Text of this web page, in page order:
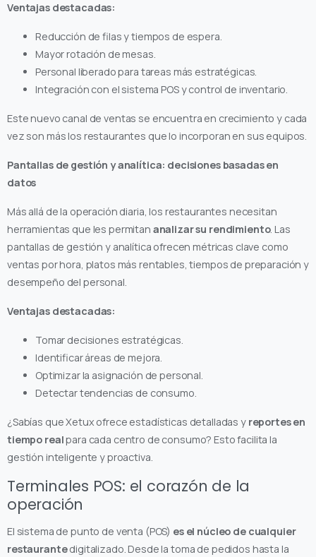
Ventajas destacadas:
Reducción de filas y tiempos de espera.
Mayor rotación de mesas.
Personal liberado para tareas más estratégicas.
Integración con el sistema POS y control de inventario.
Este nuevo canal de ventas se encuentra en crecimiento y cada
vez son más los restaurantes que lo incorporan en sus equipos.
Pantallas de gestión y analítica: decisiones basadas en
datos
Más allá de la operación diaria, los restaurantes necesitan
herramientas que les permitan analizar su rendimiento. Las
pantallas de gestión y analítica ofrecen métricas clave como
ventas por hora, platos más rentables, tiempos de preparación y
desempeño del personal.
Ventajas destacadas:
Tomar decisiones estratégicas.
Identificar áreas de mejora.
Optimizar la asignación de personal.
Detectar tendencias de consumo.
¿Sabías que Xetux ofrece estadísticas detalladas y reportes en
tiempo realpara cada centro de consumo? Esto facilita la
gestión inteligente y proactiva.
Terminales POS: el corazón de la
operación
El sistema de punto de venta (POS) es el núcleo de cualquier
restaurantedigitalizado. Desde la toma de pedidos hasta la